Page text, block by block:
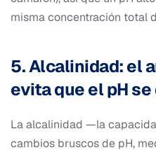
misma concentración total
5. Alcalinidad: el
evita que el pH
La alcalinidad —la
cambios bruscos de pH,